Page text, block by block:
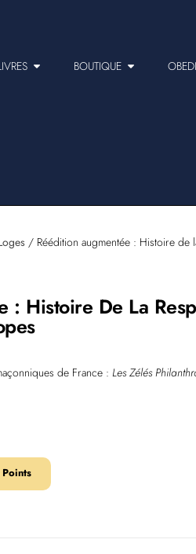
BOUTIQUE
/ Réédition augmentée : Histoire de
: Histoire De La
de France : Les Zélés
Points